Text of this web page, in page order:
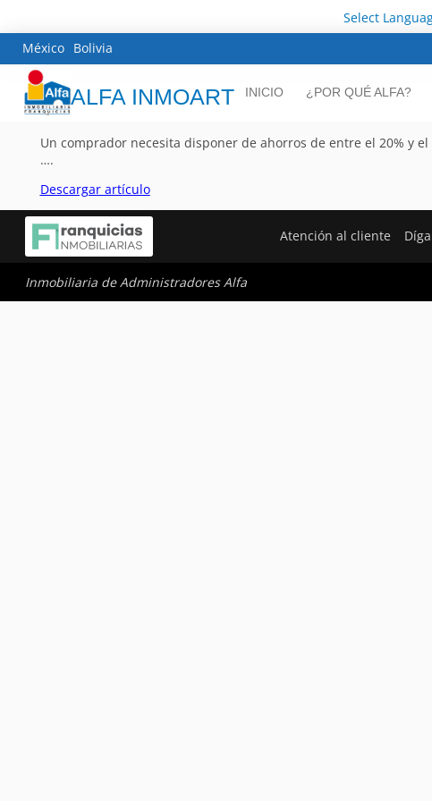
Select
México Bolivia
ALFA INMOART INICIO ¿POR QUÉ ALFA?
Un comprador necesita disponer de ahorros de entre el 20% y
….
Descargar artículo
Atención al cliente
Inmobiliaria de Administradores Alfa